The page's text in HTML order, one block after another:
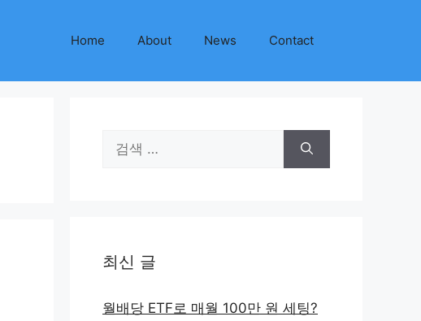
Home About News Contact
색:
최신 글
월배당 ETF로 매월 100만 원 세팅?